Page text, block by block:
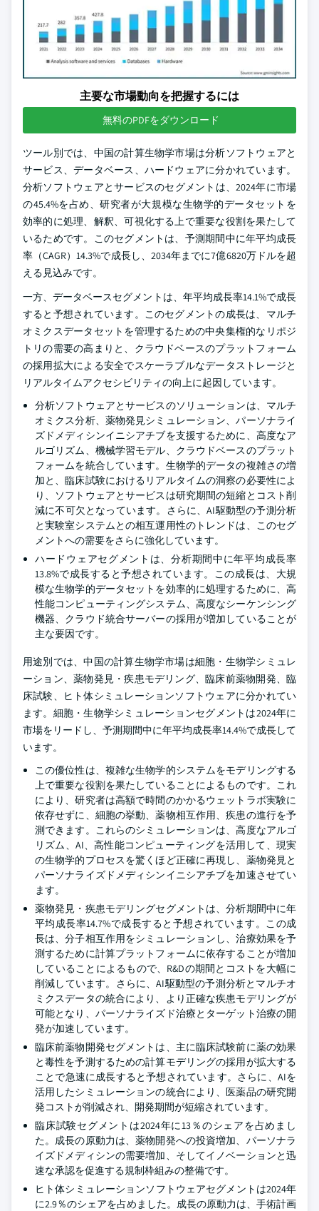
主要な市場動向を把握するには
無料のPDFをダウンロード
ツール別では、中国の計算生物学市場は分析ソフトウェアと
サービス、データベース、ハードウェアに分かれています。
分析ソフトウェアとサービスのセグメントは、2024年に市場
の45.4%を占め、研究者が大規模な生物学的データセットを
効率的に処理、解釈、可視化する上で重要な役割を果たして
いるためです。このセグメントは、予測期間中に年平均成長
率（CAGR）14.3%で成長し、2034年までに7億6820万ドルを超
える見込みです。
一方、データベースセグメントは、年平均成長率14.1%で成長
すると予想されています。このセグメントの成長は、マルチ
オミクスデータセットを管理するための中央集権的なリポジ
トリの需要の高まりと、クラウドベースのプラットフォーム
の採用拡大による安全でスケーラブルなデータストレージと
リアルタイムアクセシビリティの向上に起因しています。
分析ソフトウェアとサービスのソリューションは、マルチ
オミクス分析、薬物発見シミュレーション、パーソナライ
ズドメディシンイニシアチブを支援するために、高度なア
ルゴリズム、機械学習モデル、クラウドベースのプラット
フォームを統合しています。生物学的データの複雑さの増
加と、臨床試験におけるリアルタイムの洞察の必要性によ
り、ソフトウェアとサービスは研究期間の短縮とコスト削
減に不可欠となっています。さらに、AI駆動型の予測分析
と実験室システムとの相互運用性のトレンドは、このセグ
メントへの需要をさらに強化しています。
ハードウェアセグメントは、分析期間中に年平均成長率
13.8%で成長すると予想されています。この成長は、大規
模な生物学的データセットを効率的に処理するために、高
性能コンピューティングシステム、高度なシーケンシング
機器、クラウド統合サーバーの採用が増加していることが
主な要因です。
用途別では、中国の計算生物学市場は細胞・生物学シミュレ
ーション、薬物発見・疾患モデリング、臨床前薬物開発、臨
床試験、ヒト体シミュレーションソフトウェアに分かれてい
ます。細胞・生物学シミュレーションセグメントは2024年に
市場をリードし、予測期間中に年平均成長率14.4%で成長して
います。
この優位性は、複雑な生物学的システムをモデリングする
上で重要な役割を果たしていることによるものです。これ
により、研究者は高額で時間のかかるウェットラボ実験に
依存せずに、細胞の挙動、薬物相互作用、疾患の進行を予
測できます。これらのシミュレーションは、高度なアルゴ
リズム、AI、高性能コンピューティングを活用して、現実
の生物学的プロセスを驚くほど正確に再現し、薬物発見と
パーソナライズドメディシンイニシアチブを加速させてい
ます。
薬物発見・疾患モデリングセグメントは、分析期間中に年
平均成長率14.7%で成長すると予想されています。この成
長は、分子相互作用をシミュレーションし、治療効果を予
測するために計算プラットフォームに依存することが増加
していることによるもので、R&Dの期間とコストを大幅に
削減しています。さらに、AI駆動型の予測分析とマルチオ
ミクスデータの統合により、より正確な疾患モデリングが
可能となり、パーソナライズド治療とターゲット治療の開
発が加速しています。
臨床前薬物開発セグメントは、主に臨床試験前に薬の効果
と毒性を予測するための計算モデリングの採用が拡大する
ことで急速に成長すると予想されています。さらに、AIを
活用したシミュレーションの統合により、医薬品の研究開
発コストが削減され、開発期間が短縮されています。
臨床試験セグメントは2024年に13％のシェアを占めまし
た。成長の原動力は、薬物開発への投資増加、パーソナラ
イズドメディシンの需要増加、そしてイノベーションと迅
速な承認を促進する規制枠組みの整備です。
ヒト体シミュレーションソフトウェアセグメントは2024年
に2.9％のシェアを占めました。成長の原動力は、手術計画